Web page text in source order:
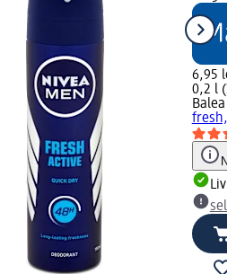
6,95 lei
0,2 l
Balea
fresh,
Notă